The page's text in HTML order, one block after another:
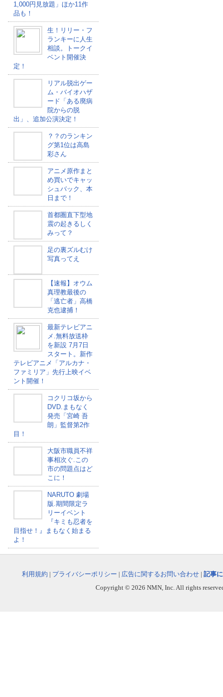
1,000円見放題」ほか11作
品も！
生！リリー・フ
ランキーに人生
相談。トークイ
ベント開催決
定！
リアル脱出ゲー
ム・バイオハザ
ード「ある廃病
院からの脱
出」、追加公演決定！
？？のランキン
グ第1位は高島
彩さん
アニメ原作まと
め買いでキャッ
シュバック、本
日まで！
首都圏直下型地
震の起きるしく
みって？
足の裏ズルむけ
写真ってえ
【速報】オウム
真理教最後の
「逃亡者」高橋
克也逮捕！
最新テレビアニ
メ.無料放送枠
を新設 7月7日
スタート。新作
テレビアニメ「アルカナ・
ファミリア」先行上映イベ
ント開催！
コクリコ坂から
DVD.まもなく
発売「宮崎 吾
朗」監督第2作
目！
大阪市職員不祥
事相次ぐ.この
市の問題点はど
こに！
NARUTO 劇場
版.期間限定ラ
リーイベント
『キミも忍者を
目指せ！』まもなく始まる
よ！
利用規約 | プライバシーポリシー | 広告に関するお問い合わせ | 記事
Copyright © 2026 NMN, Inc. All rights